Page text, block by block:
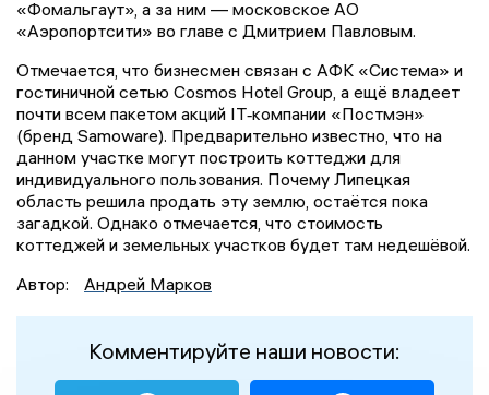
«Фомальгаут», а за ним — московское АО
«Аэропортсити» во главе с Дмитрием Павловым.
Отмечается, что бизнесмен связан с АФК «Система» и
гостиничной сетью Cosmos Hotel Group, а ещё владеет
почти всем пакетом акций IT‑компании «Постмэн»
(бренд Samoware). Предварительно известно, что на
данном участке могут построить коттеджи для
индивидуального пользования. Почему Липецкая
область решила продать эту землю, остаётся пока
загадкой. Однако отмечается, что стоимость
коттеджей и земельных участков будет там недешёвой.
Автор:
Андрей Марков
Комментируйте наши новости: